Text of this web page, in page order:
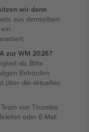
wir dann
aus demselben
zur WM 2026?
ab. Bitte
Behörden
über die aktuellen
von Ticombo
oder E-Mail